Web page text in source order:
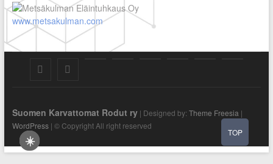
☀️
www.metsakulman.com
SuKaRo
kysymykset rekisteriseloste
Suomen Karvattomat Rodut ry| Designed by: Theme Freesia |
WordPress| © Copyright All right reserved
TOP